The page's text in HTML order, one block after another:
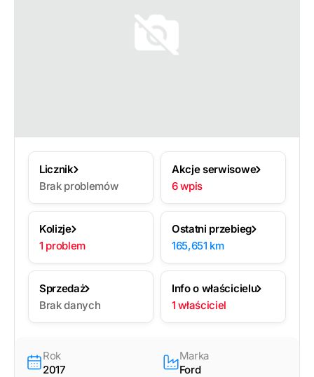
Licznik
Brak problemów
Akcje serwisowe
6 wpis
Kolizje
1 problem
Ostatni przebieg
165,651 km
Sprzedaż
Brak danych
Info o właścicielu
1 właściciel
Rok
2017
Marka
Ford